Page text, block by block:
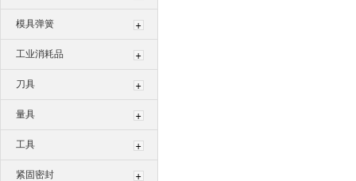
模具弹簧
工业消耗品
刀具
量具
工具
紧固密封